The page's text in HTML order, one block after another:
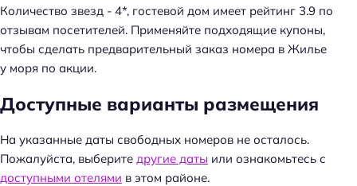
Количество звезд - 4*, гостевой дом имеет рейтинг 3.9 по
отзывам посетителей. Применяйте подходящие купоны,
чтобы сделать предварительный заказ номера в Жилье
у моря по акции.
Доступные варианты размещения
На указанные даты свободных номеров не осталось.
Пожалуйста, выберите другие даты или ознакомьтесь с
доступными отелями в этом районе.